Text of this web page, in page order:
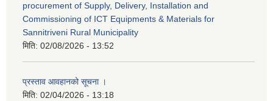
procurement of Supply, Delivery, Installation and
Commissioning of ICT Equipments & Materials for
Sannitriveni Rural Municipality
मिति: 02/08/2026 - 13:52
प्रस्ताव आवहानको सूचना ।
मिति: 02/04/2026 - 13:18